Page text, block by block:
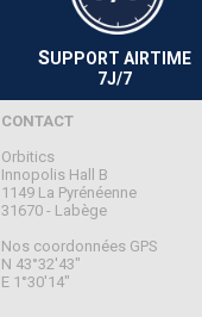
SUPPORT AIRTIME
7J/7
CONTACT
Orbitics
Innopolis Hall B
1149 La Pyrénéenne
31670 - Labège
Nos coordonnées GPS
N 43°32'43"
E 1°30'14"